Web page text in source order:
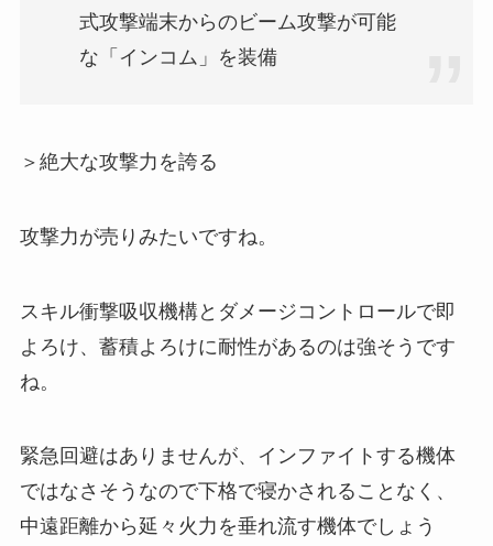
式攻撃端末からのビーム攻撃が可能
な「インコム」を装備
＞絶大な攻撃力を誇る
攻撃力が売りみたいですね。
スキル衝撃吸収機構とダメージコントロールで即
よろけ、蓄積よろけに耐性があるのは強そうです
ね。
緊急回避はありませんが、インファイトする機体
ではなさそうなので下格で寝かされることなく、
中遠距離から延々火力を垂れ流す機体でしょう